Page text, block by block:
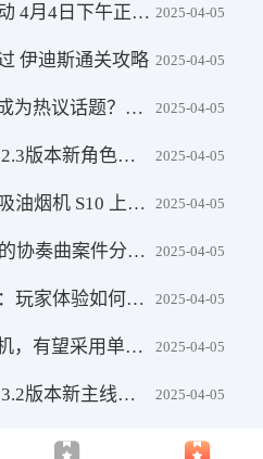
初音未来缤纷舞台新活动 4月4日下午正式开启 2025-04-05
伊迪斯通关攻略 2025-04-05
为何“美国公马配女人”成为热议话题？马术爱好者与普通人对此的不同看法揭秘 2025-04-05
鸣潮新共鸣者夏空预告 2.3版本新角色夏空介绍 2025-04-05
小米米家智能变频欧式吸油烟机 S10 上架：26 立方大吸力，国补价 1359.2 元起 2025-04-05
Crimaster犯罪大师致命的协奏曲案件分享 致命的协奏曲案件解答 2025-04-05
日本一码二码三码在线：玩家体验如何？能否提升中奖几率？详细解析 2025-04-05
Nothing CMF 预热新手机，有望采用单摄像头设计 2025-04-05
崩坏星穹铁道主线上新 3.2版本新主线剧情预告 2025-04-05